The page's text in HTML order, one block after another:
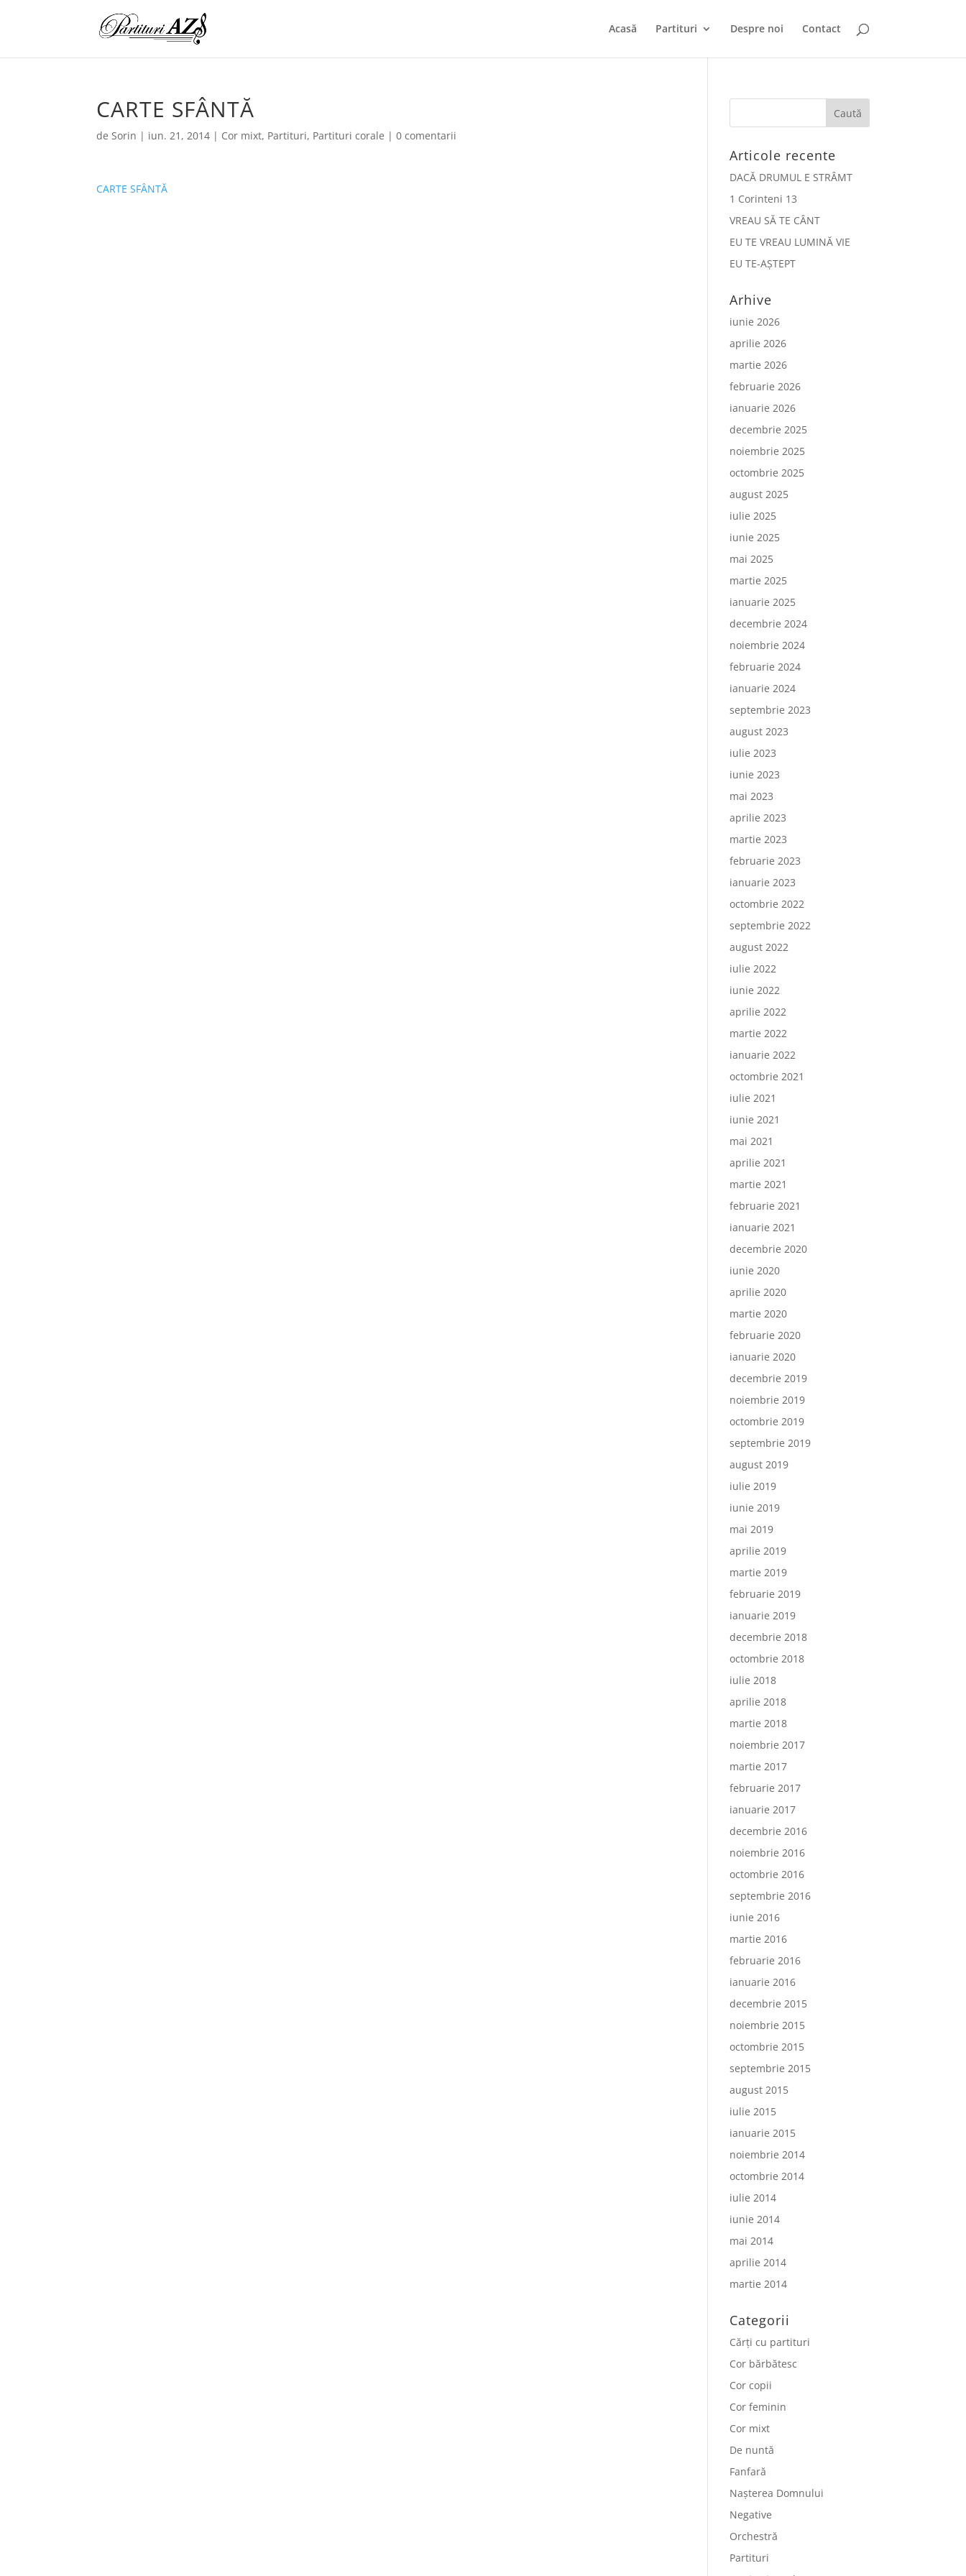
Acasă Partituri Despre noi Contact
CARTE SFÂNTĂ
deSorin | iun. 21, 2014 | Cor mixt, Partituri, Partituri corale |0 comentarii
CARTE SFÂNTĂ
Articole recente
DACĂ DRUMUL E STRÂMT
1 Corinteni 13
VREAU SĂ TE CÂNT
EU TE VREAU LUMINĂ VIE
EU TE-AȘTEPT
Arhive
iunie 2026
aprilie 2026
martie 2026
februarie 2026
ianuarie 2026
decembrie 2025
noiembrie 2025
octombrie 2025
august 2025
iulie 2025
iunie 2025
mai 2025
martie 2025
ianuarie 2025
decembrie 2024
noiembrie 2024
februarie 2024
ianuarie 2024
septembrie 2023
august 2023
iulie 2023
iunie 2023
mai 2023
aprilie 2023
martie 2023
februarie 2023
ianuarie 2023
octombrie 2022
septembrie 2022
august 2022
iulie 2022
iunie 2022
aprilie 2022
martie 2022
ianuarie 2022
octombrie 2021
iulie 2021
iunie 2021
mai 2021
aprilie 2021
martie 2021
februarie 2021
ianuarie 2021
decembrie 2020
iunie 2020
aprilie 2020
martie 2020
februarie 2020
ianuarie 2020
decembrie 2019
noiembrie 2019
octombrie 2019
septembrie 2019
august 2019
iulie 2019
iunie 2019
mai 2019
aprilie 2019
martie 2019
februarie 2019
ianuarie 2019
decembrie 2018
octombrie 2018
iulie 2018
aprilie 2018
martie 2018
noiembrie 2017
martie 2017
februarie 2017
ianuarie 2017
decembrie 2016
noiembrie 2016
octombrie 2016
septembrie 2016
iunie 2016
martie 2016
februarie 2016
ianuarie 2016
decembrie 2015
noiembrie 2015
octombrie 2015
septembrie 2015
august 2015
iulie 2015
ianuarie 2015
noiembrie 2014
octombrie 2014
iulie 2014
iunie 2014
mai 2014
aprilie 2014
martie 2014
Categorii
Cărți cu partituri
Cor bărbătesc
Cor copii
Cor feminin
Cor mixt
De nuntă
Fanfară
Nașterea Domnului
Negative
Orchestră
Partituri